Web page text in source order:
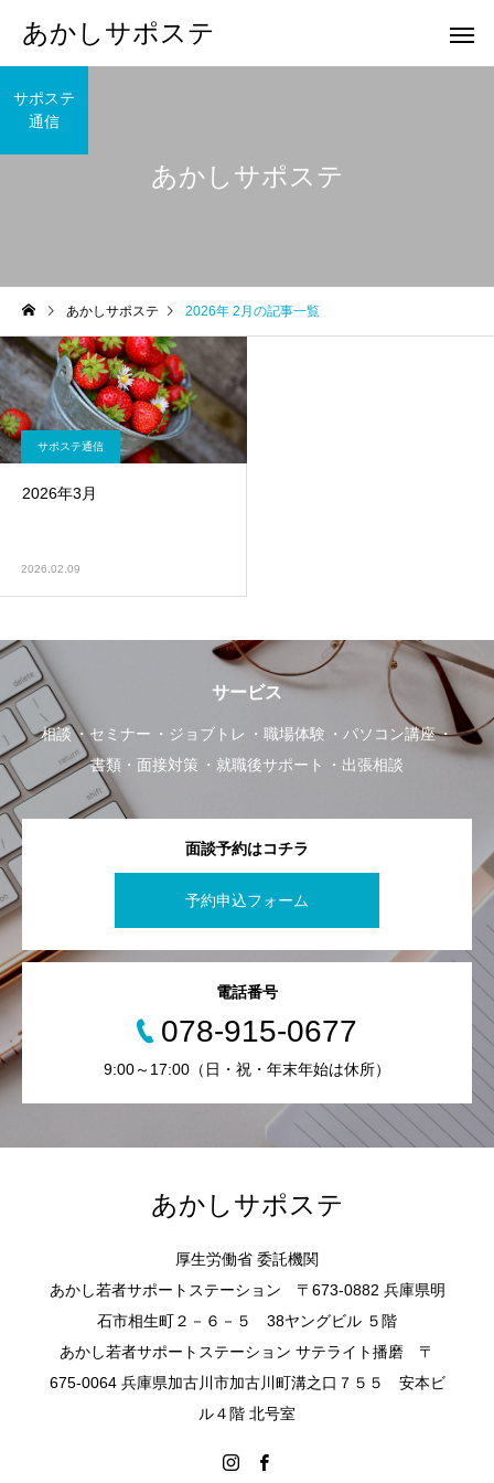
あかしサポステ
あかしサポステ
サポステ
通信
あかしサポステ 2026年 2月の記事一覧
サポステ通信
2026年3月
2026.02.09
サービス
相談 セミナー ジョブトレ 職場体験
パソコン講座
書類・面接対策
就職後サポート 出張相談
面談予約はコチラ
予約申込フォーム
電話番号
078-915-0677
9:00～17:00（日・祝・年末年始は休所）
あかしサポステ
厚生労働省 委託機関
あかし若者サポートステーション 〒673-0882 兵庫県明
石市相生町２－６－５ 38ヤングビル ５階
あかし若者サポートステーション サテライト播磨 〒
675-0064 兵庫県加古川市加古川町溝之口７５５ 安本ビ
ル４階 北号室